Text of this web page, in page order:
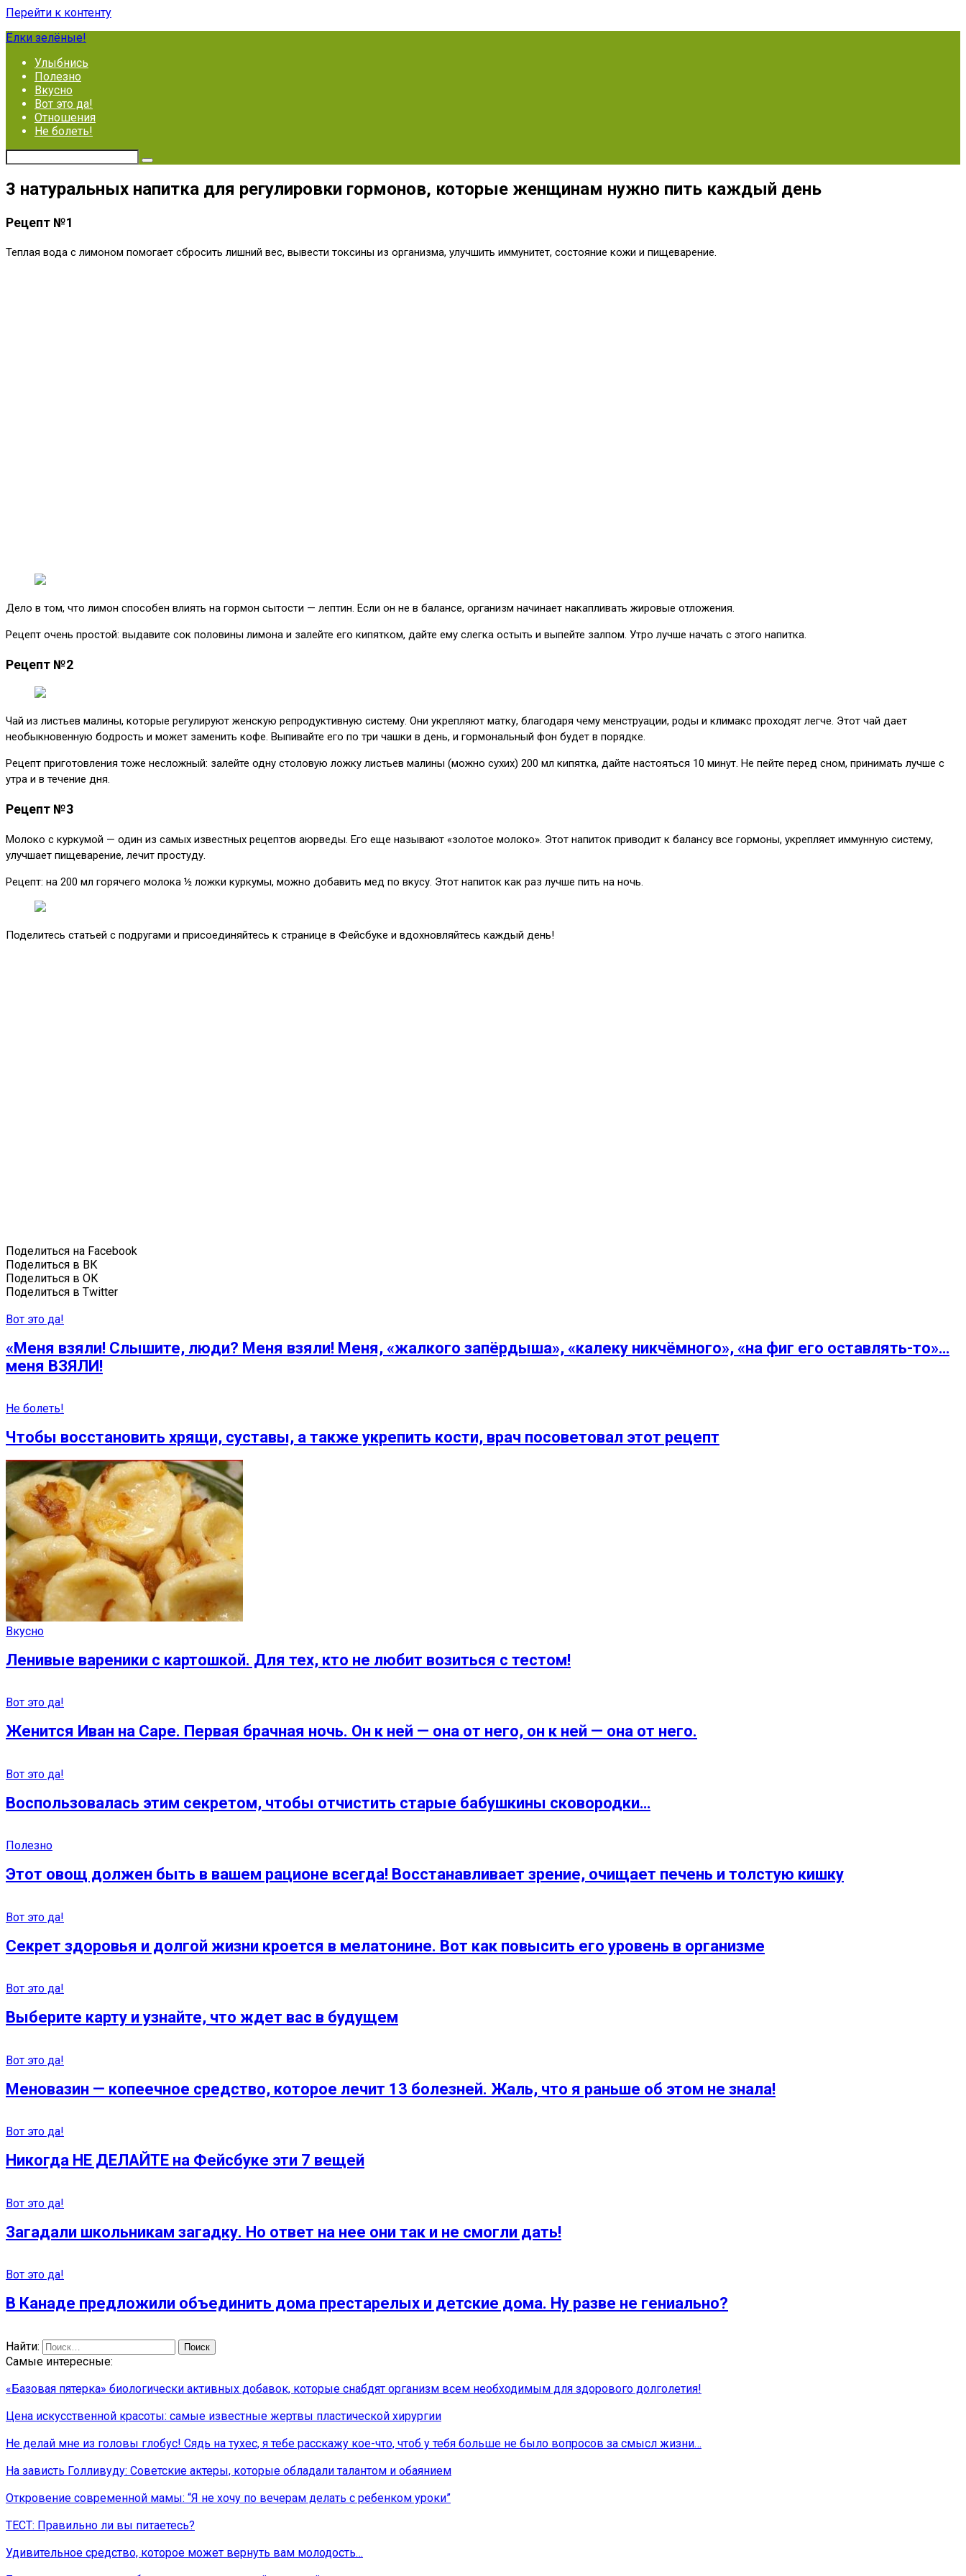
Перейти к контенту
Ёлки зелёные!
Улыбнись
Полезно
Вкусно
Вот это да!
Отношения
Не болеть!
3 натуральных напитка для регулировки гормонов, которые женщинам нужно пить каждый день
Рецепт №1
Теплая вода с лимоном помогает сбросить лишний вес, вывести токсины из организма, улучшить иммунитет, состояние кожи и пищеварение.
Дело в том, что лимон способен влиять на гормон сытости — лептин. Если он не в балансе, организм начинает накапливать жировые отложения.
Рецепт очень простой: выдавите сок половины лимона и залейте его кипятком, дайте ему слегка остыть и выпейте залпом. Утро лучше начать с этого напитка.
Рецепт №2
Чай из листьев малины, которые регулируют женскую репродуктивную систему. Они укрепляют матку, благодаря чему менструации, роды и климакс проходят легче. Этот чай дает
необыкновенную бодрость и может заменить кофе. Выпивайте его по три чашки в день, и гормональный фон будет в порядке.
Рецепт приготовления тоже несложный: залейте одну столовую ложку листьев малины (можно сухих) 200 мл кипятка, дайте настояться 10 минут. Не пейте перед сном, принимать лучше с
утра и в течение дня.
Рецепт №3
Молоко с куркумой — один из самых известных рецептов аюрведы. Его еще называют «золотое молоко». Этот напиток приводит к балансу все гормоны, укрепляет иммунную систему,
улучшает пищеварение, лечит простуду.
Рецепт: на 200 мл горячего молока ½ ложки куркумы, можно добавить мед по вкусу. Этот напиток как раз лучше пить на ночь.
Поделитесь статьей с подругами и присоединяйтесь к странице в Фейсбуке и вдохновляйтесь каждый день!
Поделиться на Facebook
Поделиться в ВК
Поделиться в ОК
Поделиться в Twitter
Вот это да!
«Меня взяли! Слышите, люди? Меня взяли! Меня, «жалкого запёрдыша», «калеку никчёмного», «на фиг его оставлять-то»…
меня ВЗЯЛИ!
Не болеть!
Чтобы восстановить хрящи, суставы, а также укрепить кости, врач посоветовал этот рецепт
Вкусно
Ленивые вареники с картошкой. Для тех, кто не любит возиться с тестом!
Вот это да!
Женится Иван на Саре. Первая брачная ночь. Он к ней — она от него, он к ней — она от него.
Вот это да!
Воспользовалась этим секретом, чтобы отчистить старые бабушкины сковородки…
Полезно
Этот овощ должен быть в вашем рационе всегда! Восстанавливает зрение, очищает печень и толстую кишку
Вот это да!
Секрет здоровья и долгой жизни кроется в мелатонине. Вот как повысить его уровень в организме
Вот это да!
Выберите карту и узнайте, что ждет вас в будущем
Вот это да!
Меновазин — копеечное средство, которое лечит 13 болезней. Жаль, что я раньше об этом не знала!
Вот это да!
Никогда НЕ ДЕЛАЙТЕ на Фейсбуке эти 7 вещей
Вот это да!
Загадали школьникам загадку. Но ответ на нее они так и не смогли дать!
Вот это да!
В Канаде предложили объединить дома престарелых и детские дома. Ну разве не гениально?
Найти:
Самые интересные:
«Базовая пятерка» биологически активных добавок, которые снабдят организм всем необходимым для здорового долголетия!
Цена искусственной красоты: самые известные жeртвы пластической хирургии
Не делай мне из головы глобус! Сядь на тухес, я тебе расскажу кое-что, чтоб у тебя больше не было вопросов за смысл жизни…
На зависть Голливуду: Советские актеры, которые обладали талантом и обаянием
Откровение современной мамы: “Я не хочу по вечерам делать с ребенком уроки”
ТЕСТ: Правильно ли вы питаетесь?
Удивительное средство, которое может вернуть вам молодость…